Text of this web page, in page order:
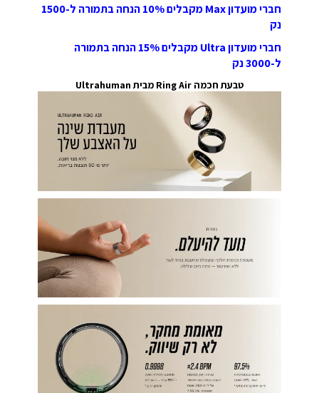
חברי מועדון Max מקבלים 10% הנחה בתמורה ל-1500
נק
חברי מועדון Ultra מקבלים 15% הנחה בתמורה
ל-3000 נק
טבעת חכמה Ring Air מבית Ultrahuman